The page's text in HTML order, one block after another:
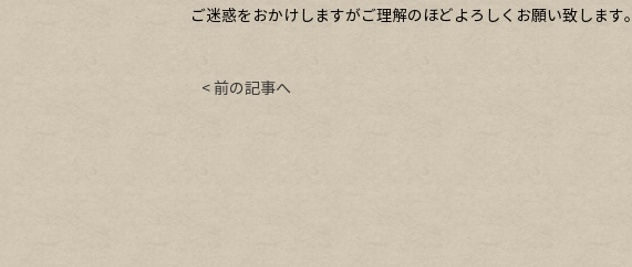
ご迷惑をおかけしますがご理解のほどよろしくお願い致します。
< 前の記事へ